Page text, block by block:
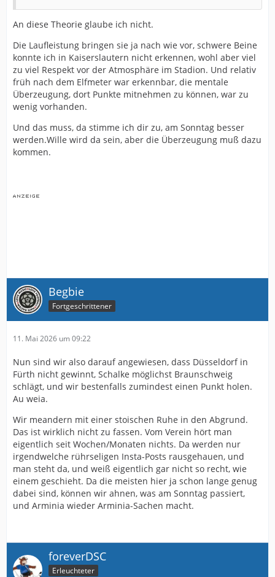
An diese Theorie glaube ich nicht.
Die Laufleistung bringen sie ja nach wie vor, schwere Beine
konnte ich in Kaiserslautern nicht erkennen, wohl aber viel
zu viel Respekt vor der Atmosphäre im Stadion. Und relativ
früh nach dem Elfmeter war erkennbar, die mentale
Überzeugung, dort Punkte mitnehmen zu können, war zu
wenig vorhanden.
Und das muss, da stimme ich dir zu, am Sonntag besser
werden.Wille wird da sein, aber die Überzeugung muß dazu
kommen.
Begbie
Fortgeschrittener
11. Mai 2026 um 09:22
Nun sind wir also darauf angewiesen, dass Düsseldorf in
Fürth nicht gewinnt, Schalke möglichst Braunschweig
schlägt, und wir bestenfalls zumindest einen Punkt holen.
Au weia.
Wir meandern mit einer stoischen Ruhe in den Abgrund.
Das ist wirklich nicht zu fassen. Vom Verein hört man
eigentlich seit Wochen/Monaten nichts. Da werden nur
irgendwelche rührseligen Insta-Posts rausgehauen, und
man steht da, und weiß eigentlich gar nicht so recht, wie
einem geschieht. Da die meisten hier ja schon lange genug
dabei sind, können wir ahnen, was am Sonntag passiert,
und Arminia wieder Arminia-Sachen macht.
foreverDSC
Erleuchteter